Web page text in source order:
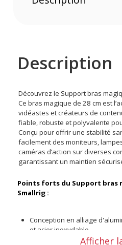
Description
Découvrez le Support bras
Ce bras magique de 28 cm est
vidéastes et créateurs de
fiable, robuste et polyvalente
Conçu pour offrir une stabilité
facilement des moniteurs,
caméras d’action sur diverses
garantissant un maintien
Points forts du Support bras
Smallrig :
Conception en alliage
et acier inoxydable
Broches rétractables pour
Afficher